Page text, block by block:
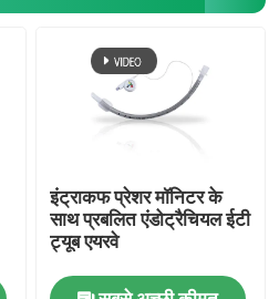
इंट्राकफ प्रेशर मॉनिटर के
साथ प्रबलित एंडोट्रैचियल ईटी
ट्यूब एयरवे